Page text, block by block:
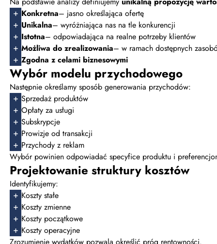
Konkretna– jasno określająca ofertę
Unikalna– wyróżniająca nas na tle konkurencji
Istotna– odpowiadająca na realne potrzeby klientów
Możliwa do zrealizowania– w ramach dostępnych
Zgodna z celami biznesowymi
Wybór modelu przychodowego
Następnie określamy sposób generowania przychodów:
Sprzedaż produktów
Opłaty za usługi
Subskrypcje
Prowizje od transakcji
Przychody z reklam
Wybór powinien odpowiadać specyfice produktu i
Projektowanie struktury kosztów
Identyfikujemy:
Koszty stałe
Koszty zmienne
Koszty początkowe
Koszty operacyjne